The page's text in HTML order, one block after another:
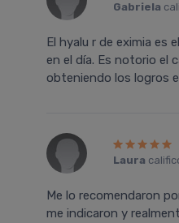
Gabriela
El hyalu r de eximia es
en el día. Es notorio el
obteniendo los logros
Laura
Me lo recomendaron
me indicaron y